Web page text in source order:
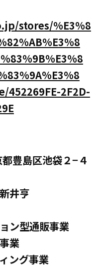
stores/%E3%8
452269FE-2F2D-
豊島区池袋２−４
井亨
ン型通販事業
ー事業
グ事業